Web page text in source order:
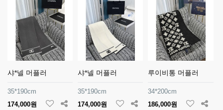
샤*넬 머플러
35*190cm
174,000원
샤*넬 머플러
35*190cm
174,000원
루이비통 머플러
34*200cm
186,000원